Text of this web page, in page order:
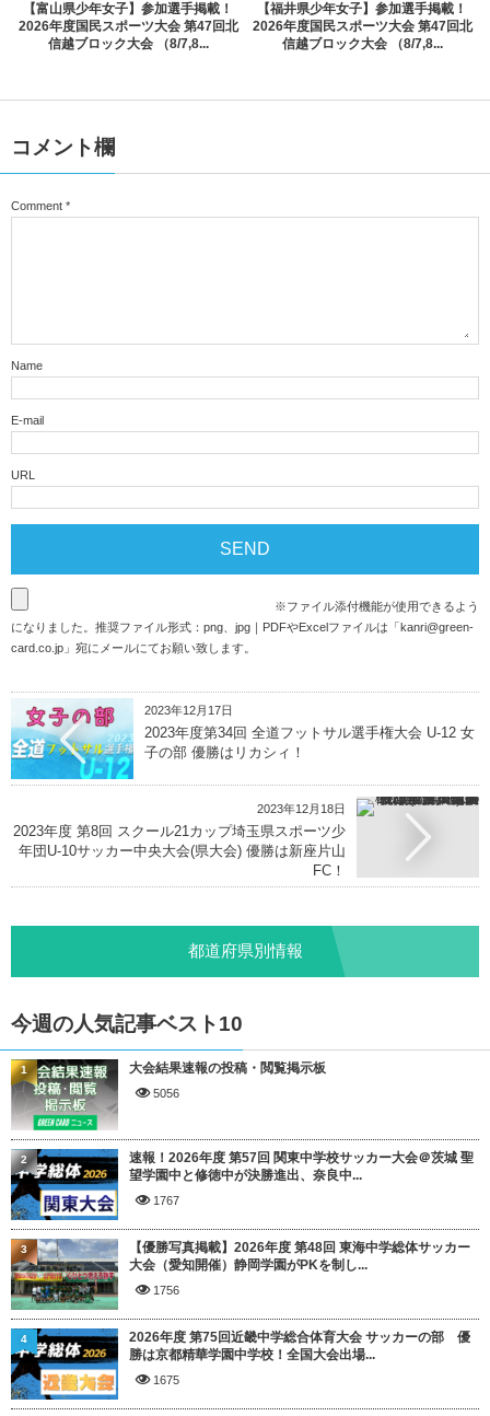
【富山県少年女子】参加選手掲載！
2026年度国民スポーツ大会 第47回北
信越ブロック大会 （8/7,8...
【福井県少年女子】参加選手掲載！
2026年度国民スポーツ大会 第47回北
信越ブロック大会 （8/7,8...
コメント欄
Comment *
Name
E-mail
URL
※ファイル添付機能が使用できるよう
になりました。推奨ファイル形式：png、jpg｜PDFやExcelファイルは「 kanri@green-
card.co.jp 」宛にメールにてお願い致します。
2023年12月17日
2023年度第34回 全道フットサル選手権大会 U-12 女
子の部 優勝はリカシィ！
2023年12月18日
2023年度 第8回 スクール21カップ埼玉県スポーツ少
年団U-10サッカー中央大会(県大会) 優勝は新座片山
FC！
都道府県別情報
今週の人気記事ベスト10
大会結果速報の投稿・閲覧掲示板
5056
1
速報！2026年度 第57回 関東中学校サッカー大会＠茨城 聖
望学園中と修徳中が決勝進出、奈良中...
1767
2
【優勝写真掲載】2026年度 第48回 東海中学総体サッカー
大会（愛知開催）静岡学園がPKを制し...
1756
3
2026年度 第75回近畿中学総合体育大会 サッカーの部 優
勝は京都精華学園中学校！全国大会出場...
1675
4